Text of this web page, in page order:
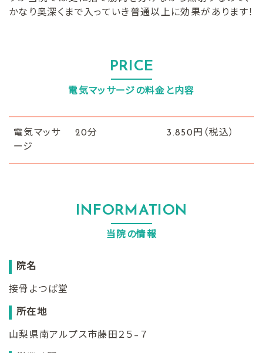
かなり奥深くまで入っていき普通以上に効果があります！
PRICE
電気マッサージの料金と内容
電気マッサ
ージ
20分 3.850円（税込）
INFORMATION
当院の情報
院名
接骨よつば堂
所在地
山梨県南アルプス市藤田２５−７